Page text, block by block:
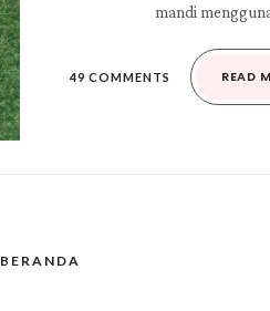
mandi
49 COMMENTS READ
BERANDA